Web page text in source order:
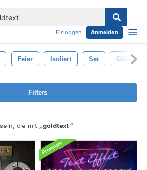
Einloggen Anmelden
Feier Isoliert Set Glänzend
Filters
die mit
goldtext